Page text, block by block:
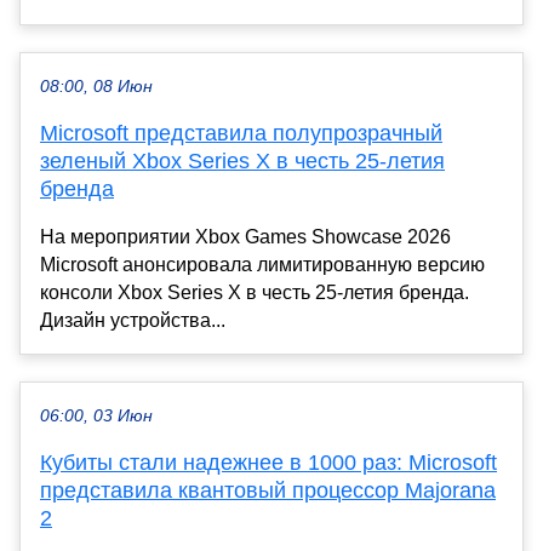
08:00, 08 Июн
Microsoft представила полупрозрачный
зеленый Xbox Series X в честь 25-летия
бренда
На мероприятии Xbox Games Showcase 2026
Microsoft анонсировала лимитированную версию
консоли Xbox Series X в честь 25-летия бренда.
Дизайн устройства...
06:00, 03 Июн
Кубиты стали надежнее в 1000 раз: Microsoft
представила квантовый процессор Majorana
2